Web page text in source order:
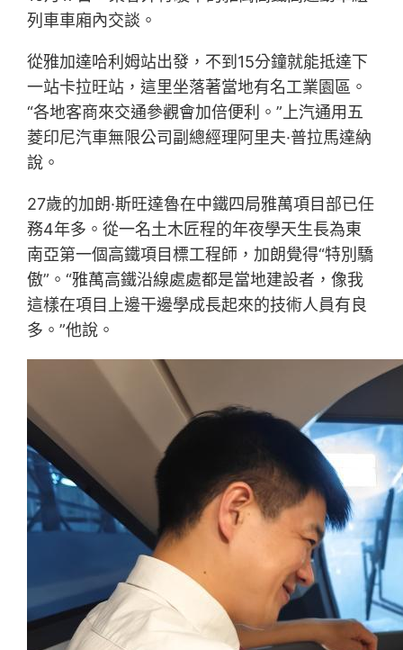
列車車廂內交談。
從雅加達哈利姆站出發，不到15分鐘就能抵達下
一站卡拉旺站，這里坐落著當地有名工業園區。
“各地客商來交通參觀會加倍便利。”上汽通用五
菱印尼汽車無限公司副總經理阿里夫·普拉馬達納
說。
27歲的加朗·斯旺達魯在中鐵四局雅萬項目部已任
務4年多。從一名土木匠程的年夜學天生長為東
南亞第一個高鐵項目標工程師，加朗覺得“特別驕
傲”。“雅萬高鐵沿線處處都是當地建設者，像我
這樣在項目上邊干邊學成長起來的技術人員有良
多。”他說。